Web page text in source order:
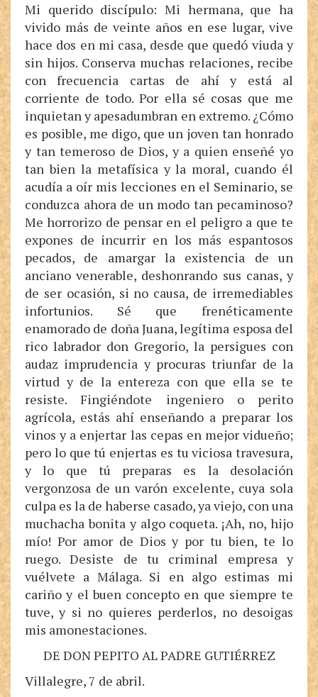
Mi querido discípulo: Mi hermana, que ha
vivido más de veinte años en ese lugar, vive
hace dos en mi casa, desde que quedó viuda y
sin hijos. Conserva muchas relaciones, recibe
con frecuencia cartas de ahí y está al
corriente de todo. Por ella sé cosas que me
inquietan y apesadumbran en extremo. ¿Cómo
es posible, me digo, que un joven tan honrado
y tan temeroso de Dios, y a quien enseñé yo
tan bien la metafísica y la moral, cuando él
acudía a oír mis lecciones en el Seminario, se
conduzca ahora de un modo tan pecaminoso?
Me horrorizo de pensar en el peligro a que te
expones de incurrir en los más espantosos
pecados, de amargar la existencia de un
anciano venerable, deshonrando sus canas, y
de ser ocasión, si no causa, de irremediables
infortunios. Sé que frenéticamente
enamorado de doña Juana, legítima esposa del
rico labrador don Gregorio, la persigues con
audaz imprudencia y procuras triunfar de la
virtud y de la entereza con que ella se te
resiste. Fingiéndote ingeniero o perito
agrícola, estás ahí enseñando a preparar los
vinos y a enjertar las cepas en mejor vidueño;
pero lo que tú enjertas es tu viciosa travesura,
y lo que tú preparas es la desolación
vergonzosa de un varón excelente, cuya sola
culpa es la de haberse casado, ya viejo, con una
muchacha bonita y algo coqueta. ¡Ah, no, hijo
mío! Por amor de Dios y por tu bien, te lo
ruego. Desiste de tu criminal empresa y
vuélvete a Málaga. Si en algo estimas mi
cariño y el buen concepto en que siempre te
tuve, y si no quieres perderlos, no desoigas
mis amonestaciones.
DE DON PEPITO AL PADRE GUTIÉRREZ
Villalegre, 7 de abril.